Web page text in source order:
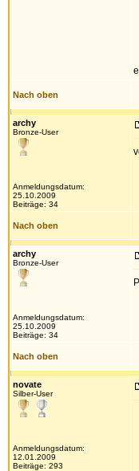
Nach oben
archy
Bronze-User
Anmeldungsdatum:
25.10.2009
Beiträge: 34
Nach oben
archy
Bronze-User
Anmeldungsdatum:
25.10.2009
Beiträge: 34
Nach oben
novate
Silber-User
Anmeldungsdatum:
12.01.2009
Beiträge: 293